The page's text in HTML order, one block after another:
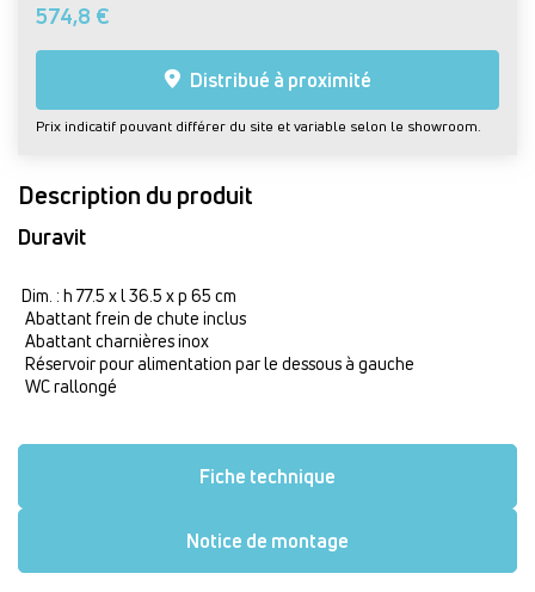
574,8 €
Distribué à proximité
Prix indicatif pouvant différer du site et variable selon le showroom.
Description du produit
Duravit
Dim. : h 77.5 x l 36.5 x p 65 cm
Abattant frein de chute inclus
Abattant charnières inox
Réservoir pour alimentation par le dessous à gauche
WC rallongé
Fiche technique
Notice de montage